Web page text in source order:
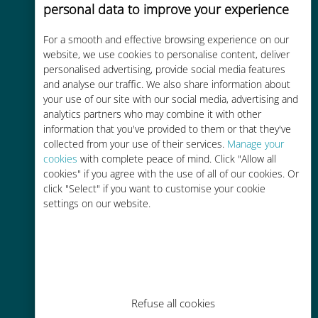
personal data to improve your experience
For a smooth and effective browsing experience on our
website, we use cookies to personalise content, deliver
personalised advertising, provide social media features
and analyse our traffic. We also share information about
your use of our site with our social media, advertising and
analytics partners who may combine it with other
information that you've provided to them or that they've
collected from your use of their services. Manage your
cookies with complete peace of mind. Click "Allow all
cookies" if you agree with the use of all of our cookies. Or
click "Select" if you want to customise your cookie
settings on our website.
Refuse all cookies
Uygun maliyetli
Mevcut operatörünüzle dolaşım
ücretlerinden %90'a kadar daha
ucuz
Kolay doldurma
Ubigi uygulaması aracılığıyla her